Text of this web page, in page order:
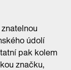
údolí
pak kolem
značku,